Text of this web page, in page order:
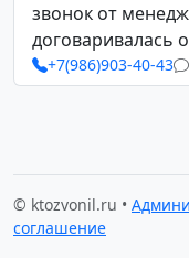
звонок от
договаривалась
+7(986)903-40-43
© ktozvonil.ru •
соглашение